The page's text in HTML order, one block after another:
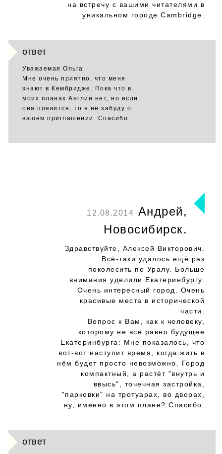
на встречу с вашими читателями в
уникальном городе Cambridge.
ответ
Уважаемая Ольга.
Мне очень приятно, что меня
знают в Кембридже. Пока что в
моих планах Англии нет, но если
она появится, то я не забуду о
вашем приглашении. Спасибо.
12.08.2014 Андрей,
Новосибирск.
Здравствуйте, Алексей Викторович.
Всё-таки удалось ещё раз
поколесить по Уралу. Больше
внимания уделили Екатеринбургу.
Очень интересный город. Очень
красивые места в исторической
части.
Вопрос к Вам, как к человеку,
которому не всё равно будущее
Екатеринбурга: Мне показалось, что
вот-вот наступит время, когда жить в
нём будет просто невозможно. Город
компактный, а растёт "внутрь и
ввысь", точечная застройка,
"парковки" на тротуарах, во дворах,
ну, именно в этом плане? Спасибо.
ответ